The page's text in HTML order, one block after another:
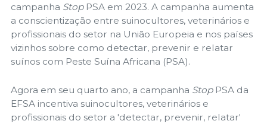
campanha StopPSA em 2023. A campanha aumenta
a conscientização entre suinocultores, veterinários e
profissionais do setor na União Europeia e nos países
vizinhos sobre como detectar, prevenir e relatar
suínos com Peste Suína Africana (PSA).
Agora em seu quarto ano, a campanha StopPSA da
EFSA incentiva suinocultores, veterinários e
profissionais do setor a 'detectar, prevenir, relatar'